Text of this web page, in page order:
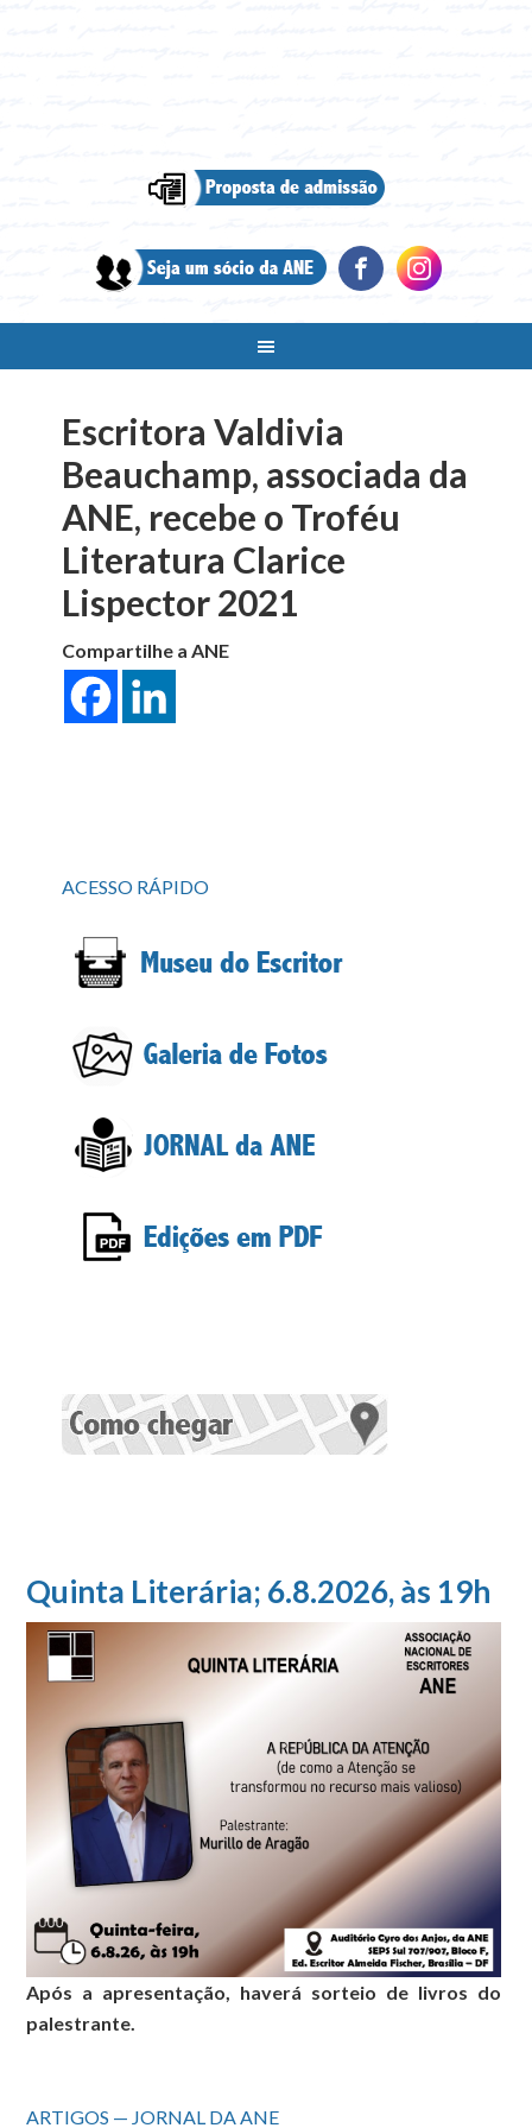
Escritora Valdivia
Beauchamp, associada da
ANE, recebe o Troféu
Literatura Clarice
Lispector 2021
Compartilhe a ANE
ACESSO RÁPIDO
Quinta Literária; 6.8.2026, às 19h
Após a apresentação, haverá sorteio de livros do
palestrante.
ARTIGOS — JORNAL DA ANE